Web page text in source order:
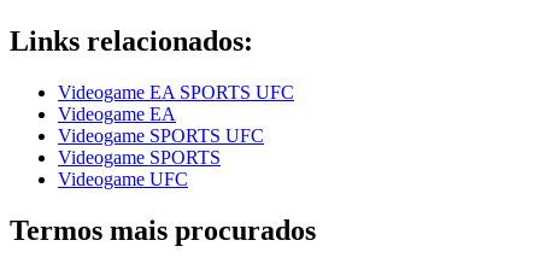
Links relacionados:
Videogame EA SPORTS UFC
Videogame EA
Videogame SPORTS UFC
Videogame SPORTS
Videogame UFC
Termos mais procurados